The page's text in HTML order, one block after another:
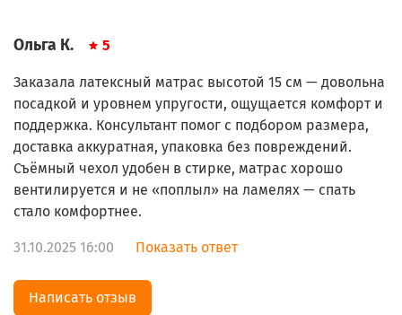
Ольга К. 5
Заказала латексный матрас высотой 15 см — довольна
посадкой и уровнем упругости, ощущается комфорт и
поддержка. Консультант помог с подбором размера,
доставка аккуратная, упаковка без повреждений.
Съёмный чехол удобен в стирке, матрас хорошо
вентилируется и не «поплыл» на ламелях — спать
стало комфортнее.
31.10.2025 16:00 Показать ответ
Написать отзыв